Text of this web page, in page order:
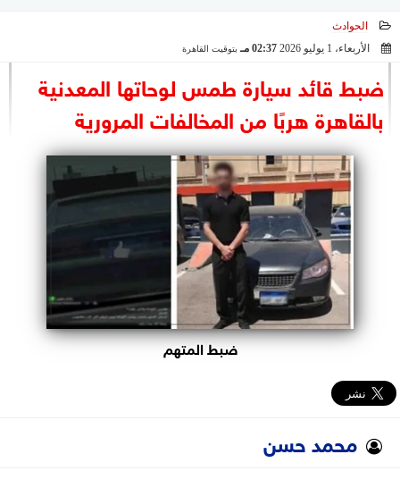
السياسة
الرئاسة
البرلمان
الوزارات
الأحزاب
الحوادث
الأربعاء، 1 يوليو 2026
02:37 مـ بتوقيت القاهرة
ضبط قائد سيارة طمس لوحاتها المعدنية
بالقاهرة هربًا من المخالفات المرورية
ضبط المتهم
محمد حسن